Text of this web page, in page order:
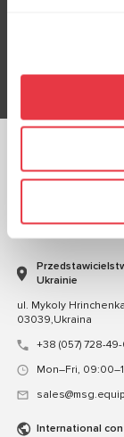
Ukrainie
ul. Mykoly
03039,Ukraina
+38 (057) 728-
Mon–Fri,
International